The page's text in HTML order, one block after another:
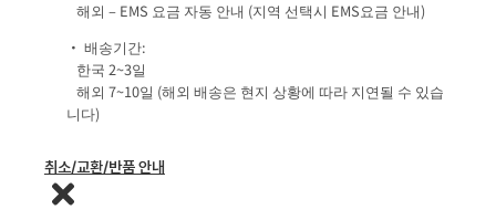
해외 – EMS 요금 자동 안내 (지역 선택시 EMS요금 안내)
• 배송기간:
한국 2~3일
해외 7~10일 (해외 배송은 현지 상황에 따라 지연될 수 있습
니다)
취소/교환/반품 안내